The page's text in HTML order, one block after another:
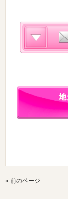
« 前のページ